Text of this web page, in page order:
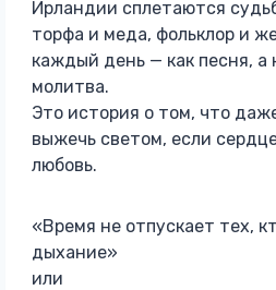
Ирландии сплетаются
торфа и меда, фольклор и
каждый день — как песня,
молитва.
Это история о том, что
выжечь светом, если
любовь.
«Время не отпускает тех,
дыхание»
или